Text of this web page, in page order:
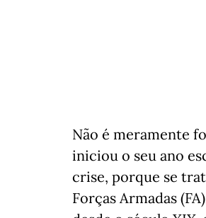
Não é meramente
iniciou o seu ano
crise, porque se
Forças Armadas